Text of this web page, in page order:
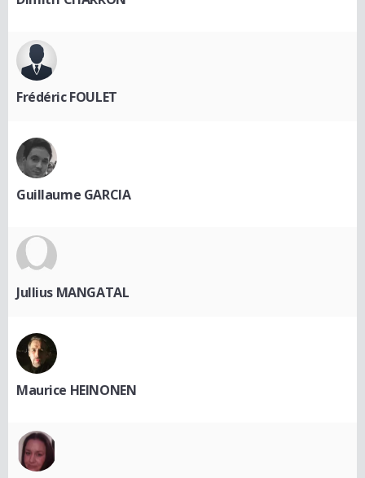
Frédéric FOULET
Guillaume GARCIA
Jullius MANGATAL
Maurice HEINONEN